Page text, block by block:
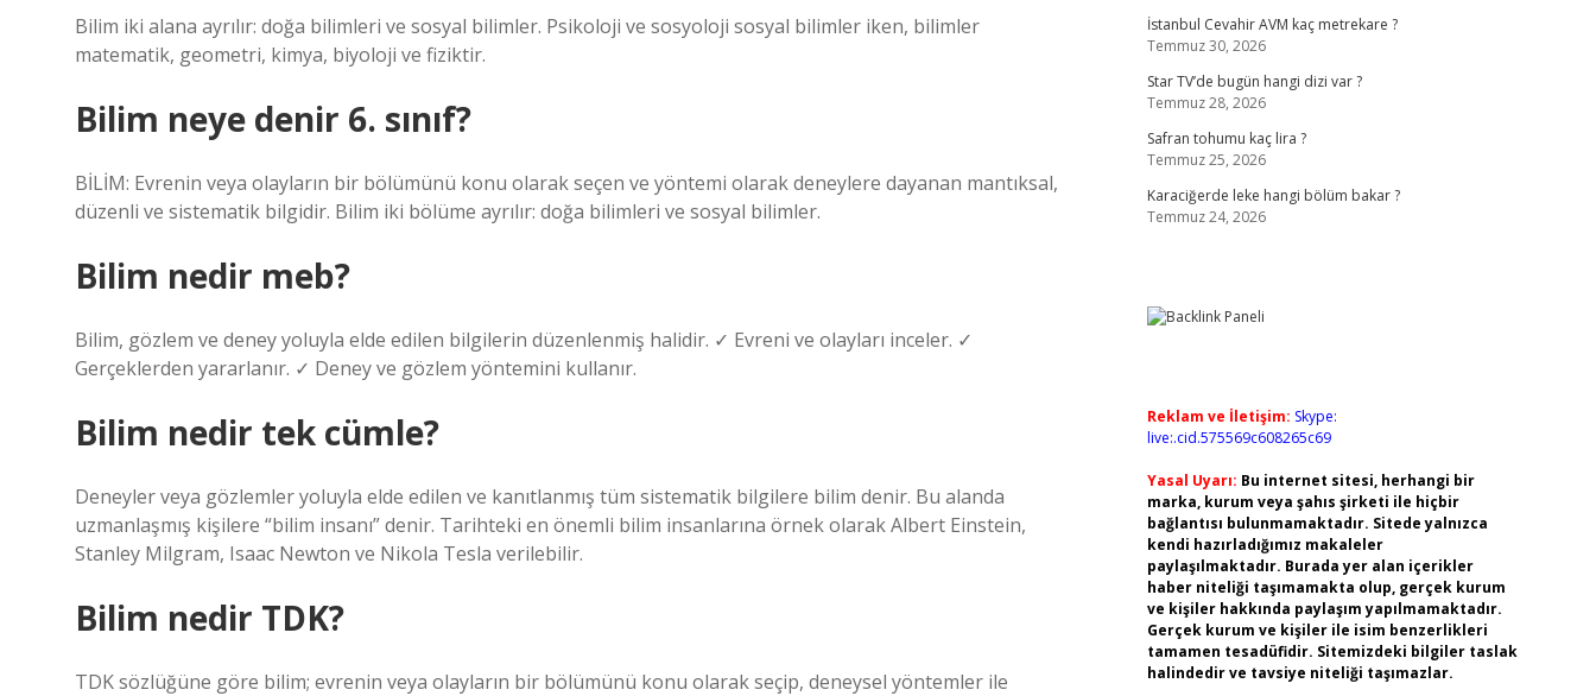
Bilim iki alana ayrılır: doğa bilimleri ve sosyal bilimler. Psikoloji ve sosyoloji sosyal bilimler iken, bilimler
matematik, geometri, kimya, biyoloji ve fiziktir.
Bilim neye denir 6. sınıf?
BİLİM: Evrenin veya olayların bir bölümünü konu olarak seçen ve yöntemi olarak deneylere dayanan mantıksal,
düzenli ve sistematik bilgidir. Bilim iki bölüme ayrılır: doğa bilimleri ve sosyal bilimler.
Bilim nedir meb?
Bilim, gözlem ve deney yoluyla elde edilen bilgilerin düzenlenmiş halidir. ✓ Evreni ve olayları inceler. ✓
Gerçeklerden yararlanır. ✓ Deney ve gözlem yöntemini kullanır.
Bilim nedir tek cümle?
Deneyler veya gözlemler yoluyla elde edilen ve kanıtlanmış tüm sistematik bilgilere bilim denir. Bu alanda
uzmanlaşmış kişilere “bilim insanı” denir. Tarihteki en önemli bilim insanlarına örnek olarak Albert Einstein,
Stanley Milgram, Isaac Newton ve Nikola Tesla verilebilir.
Bilim nedir TDK?
TDK sözlüğüne göre bilim; evrenin veya olayların bir bölümünü konu olarak seçip, deneysel yöntemler ile
İstanbul Cevahir AVM kaç metrekare ?
Temmuz 30, 2026
Star TV’de bugün hangi dizi var ?
Temmuz 28, 2026
Safran tohumu kaç lira ?
Temmuz 25, 2026
Karaciğerde leke hangi bölüm bakar ?
Temmuz 24, 2026
Reklam ve İletişim: Skype:
live:.cid.575569c608265c69
Yasal Uyarı: Bu internet sitesi, herhangi bir
marka, kurum veya şahıs şirketi ile hiçbir
bağlantısı bulunmamaktadır. Sitede yalnızca
kendi hazırladığımız makaleler
paylaşılmaktadır. Burada yer alan içerikler
haber niteliği taşımamakta olup, gerçek kurum
ve kişiler hakkında paylaşım yapılmamaktadır.
Gerçek kurum ve kişiler ile isim benzerlikleri
tamamen tesadüfidir. Sitemizdeki bilgiler taslak
halindedir ve tavsiye niteliği taşımazlar.